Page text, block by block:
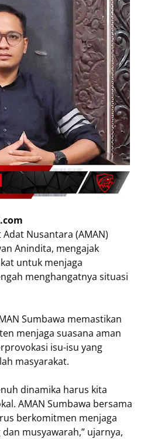
Nusantara (AMAN)
Anindita, mengajak
untuk menjaga
menghangatnya situasi
Sumbawa memastikan
menjaga suasana aman
isu-isu yang
masyarakat.
dinamika harus kita
AMAN Sumbawa bersama
berkomitmen menjaga
musyawarah,” ujarnya,